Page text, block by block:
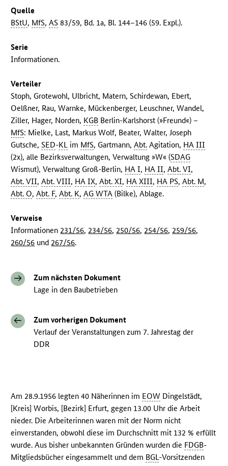
Quelle
BStU, MfS,AS 83/59, Bd. 1a, Bl. 144–146 (59. Expl.).
Serie
Informationen.
Verteiler
Stoph, Grotewohl, Ulbricht, Matern, Schirdewan, Ebert,
Oelßner, Rau, Warnke, Mückenberger, Leuschner, Wandel,
Ziller, Hager, Norden, KGB Berlin-Karlshorst (»Freund«) –
MfS: Mielke, Last, Markus Wolf, Beater, Walter, Joseph
Gutsche,SED-KL im MfS, Gartmann,Abt. Agitation, HA III
(2x), alle Bezirksverwaltungen, Verwaltung »W« (SDAG
Wismut), Verwaltung Groß-Berlin, HA I, HA II,Abt. VI,
Abt. VII,Abt. VIII, HA IX,Abt. XI, HA XIII, HA PS,Abt. M,
Abt. O,Abt. F,Abt. K,AG WTA (Bilke), Ablage.
Verweise
Informationen 231/56, 234/56, 250/56, 254/56, 259/56,
260/56 und 267/56.
Zum nächsten Dokument
Lage in den Baubetrieben
Zum vorherigen Dokument
Verlauf der Veranstaltungen zum 7. Jahrestag der
DDR
Am 28.9.1956 legten 40 Näherinnen im EOW Dingelstädt,
[Kreis] Worbis, [Bezirk] Erfurt, gegen 13.00 Uhr die Arbeit
nieder. Die Arbeiterinnen waren mit der Norm nicht
einverstanden, obwohl diese im Durchschnitt mit 132 % erfüllt
wurde. Aus bisher unbekannten Gründen wurden die FDGB-
Mitgliedsbücher eingesammelt und dem BGL-Vorsitzenden